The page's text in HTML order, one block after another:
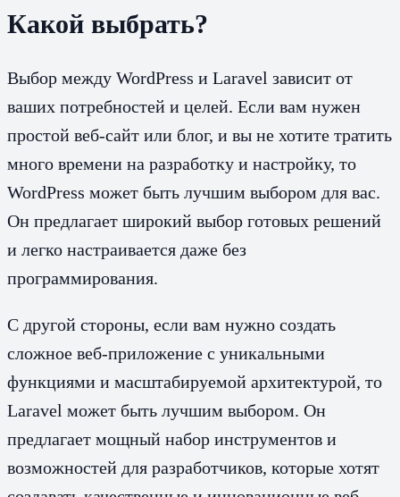
Какой выбрать?
Выбор между WordPress и Laravel зависит от
ваших потребностей и целей. Если вам нужен
простой веб-сайт или блог, и вы не хотите тратить
много времени на разработку и настройку, то
WordPress может быть лучшим выбором для вас.
Он предлагает широкий выбор готовых решений
и легко настраивается даже без
программирования.
С другой стороны, если вам нужно создать
сложное веб-приложение с уникальными
функциями и масштабируемой архитектурой, то
Laravel может быть лучшим выбором. Он
предлагает мощный набор инструментов и
возможностей для разработчиков, которые хотят